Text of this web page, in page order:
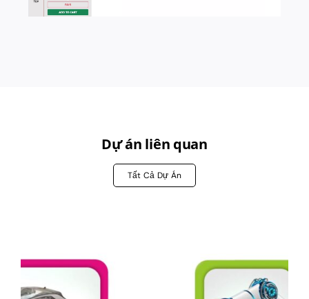
Dự án liên quan
Tất Cả Dự Án